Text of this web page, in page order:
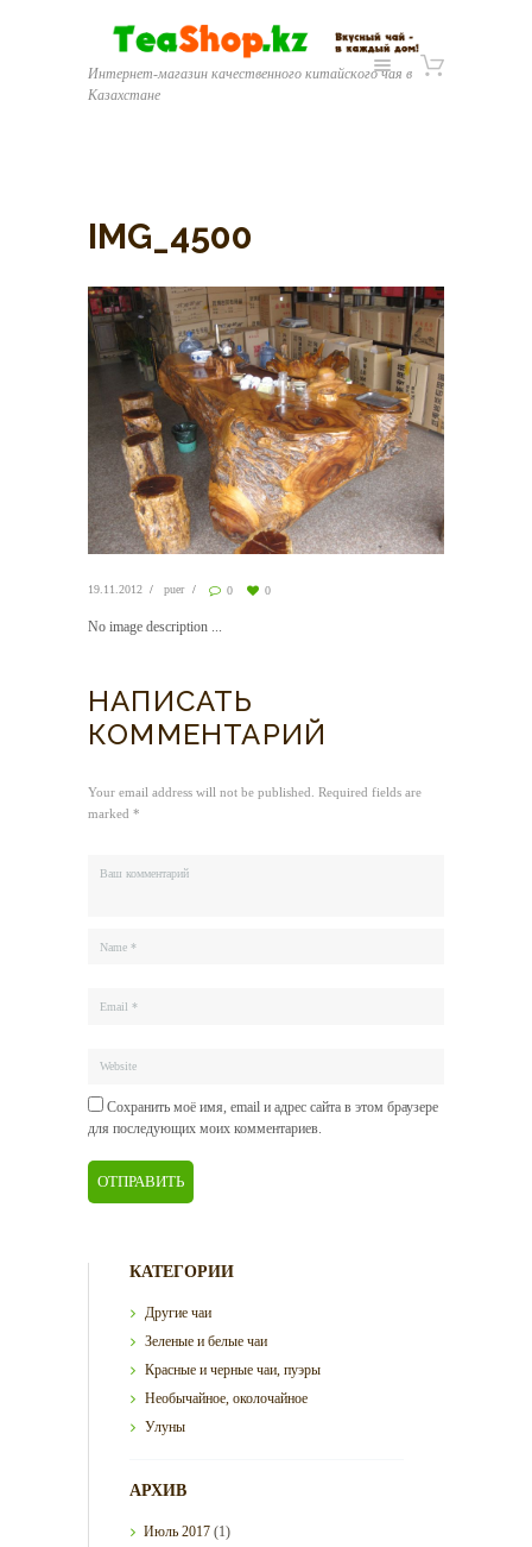
Интернет-магазин качественного китайского чая в
Казахстане
IMG_4500
19.11.2012 puer 0 0
No image description ...
НАПИСАТЬ
КОММЕНТАРИЙ
Your email address will not be published. Required fields are
marked *
Сохранить моё имя, email и адрес сайта в этом браузере
для последующих моих комментариев.
КАТЕГОРИИ
Другие чаи
Зеленые и белые чаи
Красные и черные чаи, пуэры
Необычайное, околочайное
Улуны
АРХИВ
Июль2017 (1)